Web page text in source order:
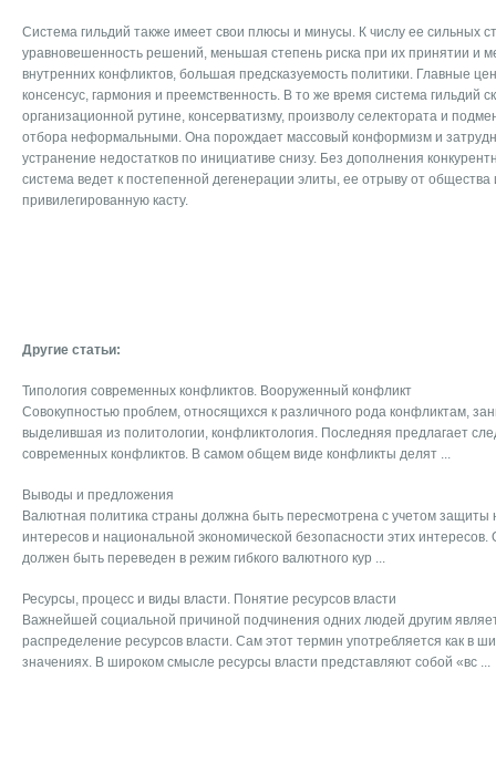
Система гильдий также имеет свои плюсы и минусы. К числу ее сильных
уравновешенность решений, меньшая степень риска при их принятии и
внутренних конфликтов, большая предсказуемость политики. Главные
консенсус, гармония и преемственность. В то же время система гильдий
организационной рутине, консерватизму, произволу селектората и
отбора неформальными. Она порождает массовый конформизм и
устранение недостатков по инициативе снизу. Без дополнения
система ведет к постепенной дегенерации элиты, ее отрыву от
привилегированную касту.
Другие статьи:
Типология современных конфликтов. Вооруженный конфликт
Совокупностью проблем, относящихся к различного рода конфликтам,
выделившая из политологии, конфликтология. Последняя предлагает
современных конфликтов. В самом общем виде конфликты делят ...
Выводы и предложения
Валютная политика страны должна быть пересмотрена с учетом защиты
интересов и национальной экономической безопасности этих
должен быть переведен в режим гибкого валютного кур ...
Ресурсы, процесс и виды власти. Понятие ресурсов власти
Важнейшей социальной причиной подчинения одних людей другим
распределение ресурсов власти. Сам этот термин употребляется как в
значениях. В широком смысле ресурсы власти представляют собой «вс ...